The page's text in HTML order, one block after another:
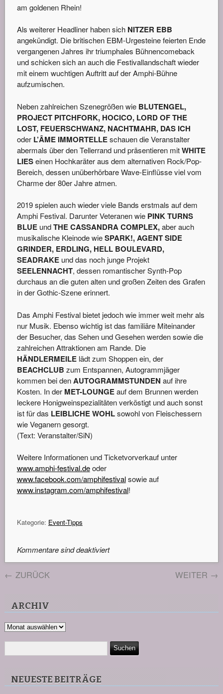
am goldenen Rhein!
Als weiterer Headliner haben sich NITZER EBB
angekündigt. Die britischen EBM-Urgesteine feierten Ende
vergangenen Jahres ihr triumphales Bühnencomeback
und schicken sich an auch die Festivallandschaft wieder
mit einem wuchtigen Auftritt auf der Amphi-Bühne
aufzumischen.
Neben zahlreichen Szenegrößen wie BLUTENGEL,
PROJECT PITCHFORK, HOCICO, LORD OF THE
LOST, FEUERSCHWANZ, NACHTMAHR, DAS ICH
oder L’ÂME IMMORTELLEschauen die Veranstalter
abermals über den Tellerrand und präsentieren mitWHITE
LIESeinen Hochkaräter aus dem alternativen Rock/Pop-
Bereich, dessen unüberhörbare Wave-Einflüsse viel vom
Charme der 80er Jahre atmen.
2019 spielen auch wieder viele Bands erstmals auf dem
Amphi Festival. Darunter Veteranen wie PINK TURNS
BLUEundTHE CASSANDRA COMPLEX,aber auch
musikalische Kleinode wieSPARK!, AGENT SIDE
GRINDER, ERDLING, HELL BOULEVARD,
SEADRAKEund das noch junge Projekt
SEELENNACHT, dessen romantischer Synth-Pop
durchaus an die guten alten und großen Zeiten des Grafen
in der Gothic-Szene erinnert.
Das Amphi Festival bietet jedoch wie immer weit mehr als
nur Musik. Ebenso wichtig ist das familiäre Miteinander
der Besucher, das Sehen und Gesehen werden sowie die
zahlreichen Attraktionen am Rande. Die
HÄNDLERMEILElädt zum Shoppen ein, der
BEACHCLUB zum Entspannen, Autogrammjäger
kommen bei denAUTOGRAMMSTUNDEN auf ihre
Kosten. In der MET-LOUNGEauf dem Brunnen werden
leckere Honigweinspezialitäten verköstigt und auch sonst
ist für das LEIBLICHE WOHLsowohl von Fleischessern
wie Veganern gesorgt.
(Text: Veranstalter/SiN)
Weitere Informationen und Ticketvorverkauf unter
www.amphi-festival.deoder
www.facebook.com/amphifestivalsowie auf
www.instagram.com/amphifestival!
Kategorie: Event-Tipps
Kommentare sind deaktiviert
← ZURÜCK WEITER →
ARCHIV
Archiv
NEUESTE BEITRÄGE